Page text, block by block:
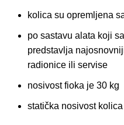
kolica su opremljena
po sastavu alata koji
predstavlja
radionice ili servise
nosivost fioka je 30 kg
statička nosivost